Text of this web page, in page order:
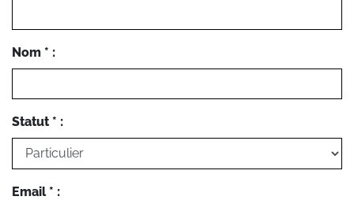
Nom * :
Statut * :
Email * :